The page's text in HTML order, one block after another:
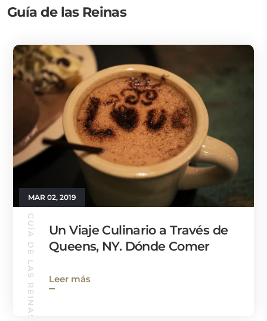
Guía de las Reinas
MAR 02, 2019
GUÍA DE LAS REINAS
Un Viaje Culinario a Través de
Queens, NY. Dónde Comer
Leer más